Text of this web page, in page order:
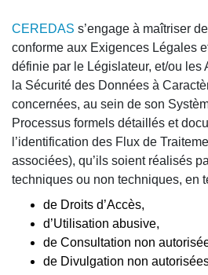
CEREDAS s’engage à maîtriser
conforme aux Exigences Légales
définie par le Législateur, et/ou les
la Sécurité des Données à
concernées, au sein de son
Processus formels détaillés et
l’identification des Flux de
associées), qu’ils soient réalisés
techniques ou non techniques, en
de Droits d’Accès,
d’Utilisation abusive,
de Consultation non
de Divulgation non